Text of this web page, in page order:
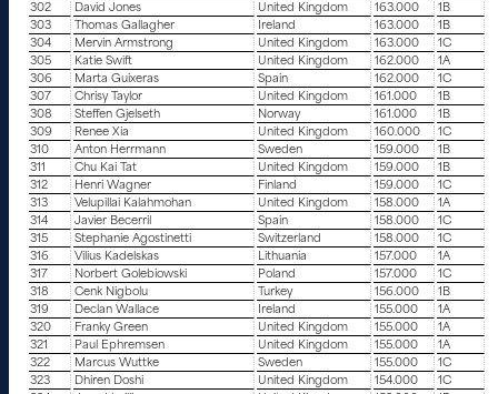
302
David Jones United Kingdom 163.000
1B
303
Thomas Gallagher Ireland 163.000
1B
304
Mervin Armstrong United Kingdom 163.000
1C
305
Katie Swift United Kingdom 162.000
1A
306
Marta Guixeras Spain 162.000
1C
307
Chrisy Taylor United Kingdom 161.000
1B
308
Steffen Gjelseth Norway 161.000
1B
309
Renee Xia United Kingdom 160.000
1C
310
Anton Herrmann Sweden 159.000
1B
311
Chu Kai Tat United Kingdom 159.000
1B
312
Henri Wagner Finland 159.000
1C
313
Velupillai Kalahmohan United Kingdom 158.000
1A
314
Javier Becerril Spain 158.000
1C
315
Stephanie Agostinetti Switzerland 158.000
1C
316
Vilius Kadelskas Lithuania 157.000
1A
317
Norbert Golebiowski Poland 157.000
1C
318
Cenk Nigbolu Turkey 156.000
1B
319
Declan Wallace Ireland 155.000
1A
320
Franky Green United Kingdom 155.000
1A
321
Paul Ephremsen United Kingdom 155.000
1A
322
Marcus Wuttke Sweden 155.000
1C
323
Dhiren Doshi United Kingdom 154.000
1C